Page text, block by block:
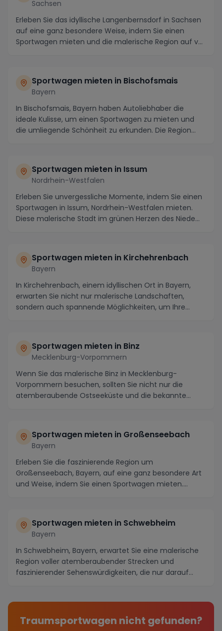
Sachsen
Erleben Sie das idyllische Langenbernsdorf in Sachsen
auf eine ganz besondere Weise, indem Sie einen
Sportwagen mieten und die malerische Region auf v...
Sportwagen mieten in Bischofsmais
Bayern
In Bischofsmais, Bayern haben Autoliebhaber die
ideale Kulisse, um einen Sportwagen zu mieten und
die umliegende Schönheit zu erkunden. Die Region
Sportwagen mieten in Issum
Nordrhein-Westfalen
Erleben Sie unvergessliche Momente, indem Sie einen
Sportwagen in Issum, Nordrhein-Westfalen mieten.
Diese malerische Stadt im grünen Herzen des Niede...
Sportwagen mieten in Kirchehrenbach
Bayern
In Kirchehrenbach, einem idyllischen Ort in Bayern,
erwarten Sie nicht nur malerische Landschaften,
sondern auch spannende Möglichkeiten, um Ihre
Sportwagen mieten in Binz
Mecklenburg-Vorpommern
Wenn Sie das malerische Binz in Mecklenburg-
Vorpommern besuchen, sollten Sie nicht nur die
atemberaubende Ostseeküste und die bekannte
Sportwagen mieten in Großenseebach
Bayern
Erleben Sie die faszinierende Region um
Großenseebach, Bayern, auf eine ganz besondere Art
und Weise, indem Sie einen Sportwagen mieten.
Sportwagen mieten in Schwebheim
Bayern
In Schwebheim, Bayern, erwartet Sie eine malerische
Region voller atemberaubender Strecken und
faszinierender Sehenswürdigkeiten, die nur darauf
Traumsportwagen nicht gefunden?